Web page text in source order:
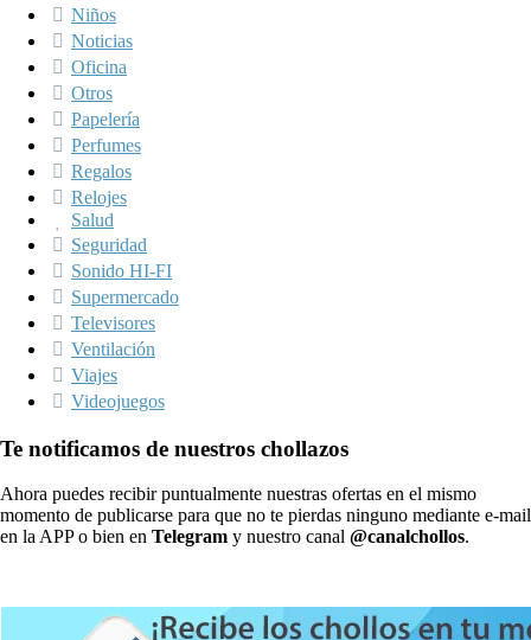
Niños
Noticias
Oficina
Otros
Papelería
Perfumes
Regalos
Relojes
Salud
Seguridad
Sonido HI-FI
Supermercado
Televisores
Ventilación
Viajes
Videojuegos
Te notificamos de nuestros chollazos
Ahora puedes recibir puntualmente nuestras ofertas en el mismo
momento de publicarse para que no te pierdas ninguno mediante e-mail
en la APP o bien en Telegram y nuestro canal @canalchollos.